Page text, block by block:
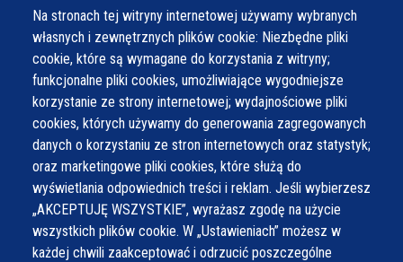
Na stronach tej witryny internetowej używamy wybranych
własnych i zewnętrznych plików cookie: Niezbędne pliki
cookie, które są wymagane do korzystania z witryny;
funkcjonalne pliki cookies, umożliwiające wygodniejsze
korzystanie ze strony internetowej; wydajnościowe pliki
cookies, których używamy do generowania zagregowanych
danych o korzystaniu ze stron internetowych oraz statystyk;
oraz marketingowe pliki cookies, które służą do
wyświetlania odpowiednich treści i reklam. Jeśli wybierzesz
„AKCEPTUJĘ WSZYSTKIE”, wyrażasz zgodę na użycie
wszystkich plików cookie. W „Ustawieniach” możesz w
każdej chwili zaakceptować i odrzucić poszczególne